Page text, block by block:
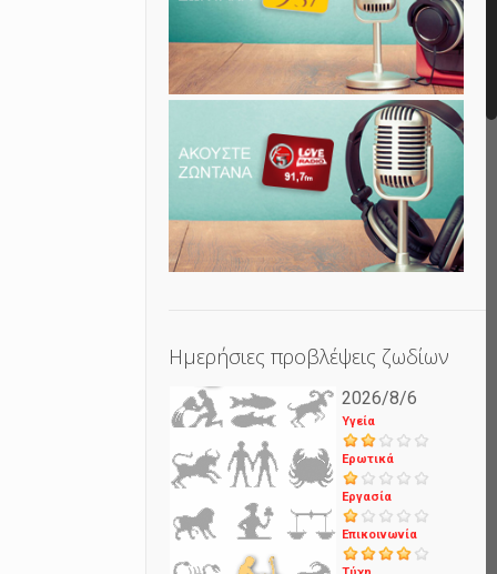
Ημερήσιες προβλέψεις ζωδίων
2026/8/6
Υγεία
Ερωτικά
Εργασία
Επικοινωνία